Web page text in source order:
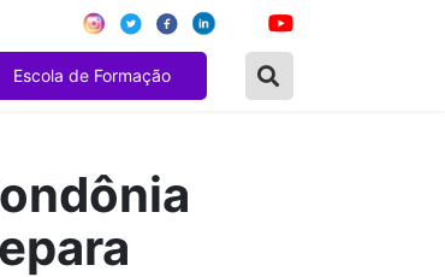
Escola de Formação